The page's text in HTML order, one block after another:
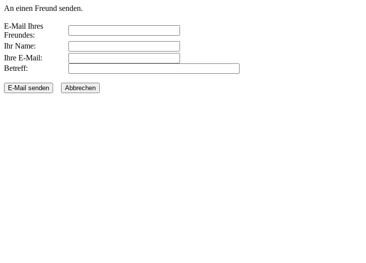
An einen Freund senden.
E-Mail Ihres
Freundes:
Ihr Name:
Ihre E-Mail:
Betreff: